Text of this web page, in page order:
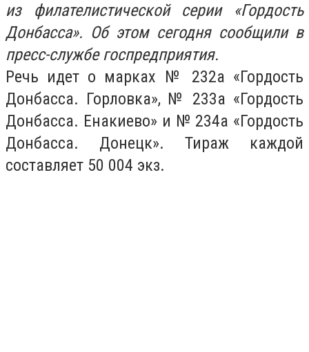
из филателистической серии «Гордость
Донбасса». Об этом сегодня сообщили в
пресс-службе госпредприятия.
Речь идет о марках № 232а «Гордость
Донбасса. Горловка», № 233а «Гордость
Донбасса. Енакиево» и № 234а «Гордость
Донбасса. Донецк». Тираж каждой
составляет 50 004 экз.